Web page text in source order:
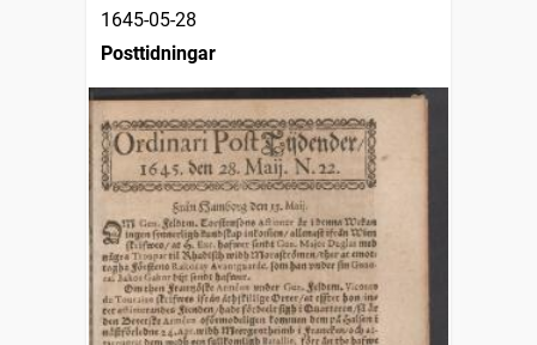
1645-05-28
Posttidningar